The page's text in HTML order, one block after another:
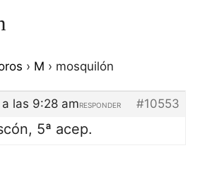
› M › mosquilón
las 9:28 am #10553
RESPONDER
5ª acep.